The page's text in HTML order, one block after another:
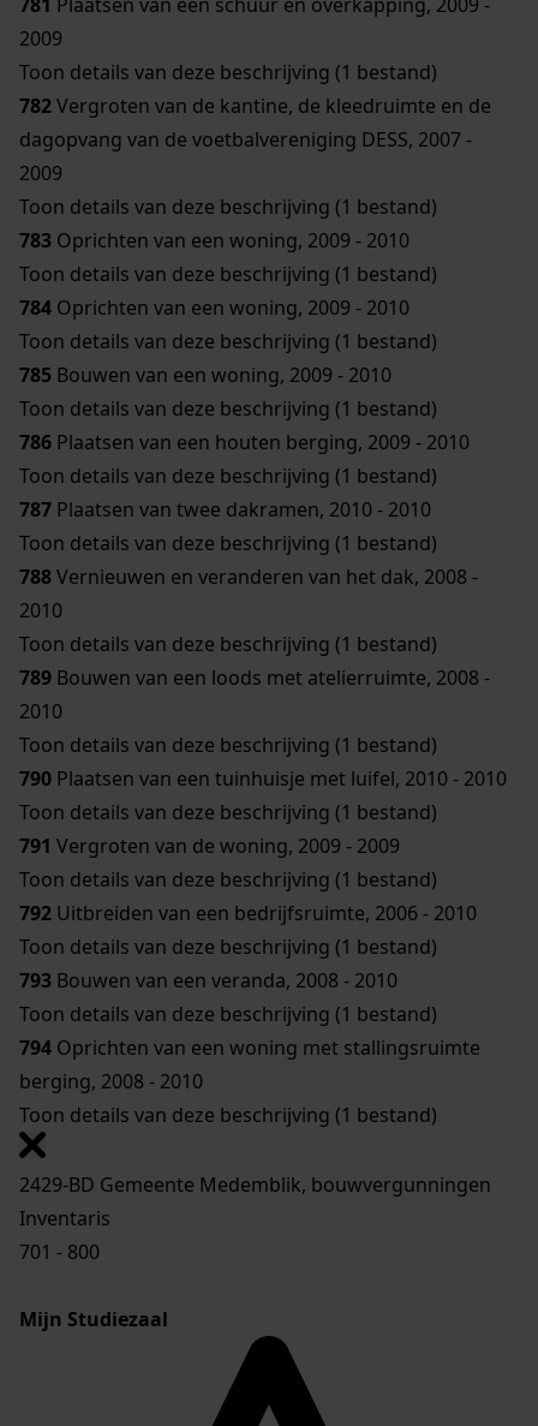
2009
Toon details van deze beschrijving (1 bestand)
782Vergroten van de kantine, de kleedruimte en de
dagopvang van de voetbalvereniging DESS, 2007 -
2009
Toon details van deze beschrijving (1 bestand)
783 Oprichten van een woning, 2009 - 2010
Toon details van deze beschrijving (1 bestand)
784 Oprichten van een woning, 2009 - 2010
Toon details van deze beschrijving (1 bestand)
785 Bouwen van een woning, 2009 - 2010
Toon details van deze beschrijving (1 bestand)
786 Plaatsen van een houten berging, 2009 - 2010
Toon details van deze beschrijving (1 bestand)
787 Plaatsen van twee dakramen, 2010 - 2010
Toon details van deze beschrijving (1 bestand)
788Vernieuwen en veranderen van het dak, 2008 -
2010
Toon details van deze beschrijving (1 bestand)
789 Bouwen van een loods met atelierruimte, 2008 -
2010
Toon details van deze beschrijving (1 bestand)
790 Plaatsen van een tuinhuisje met luifel, 2010 - 2010
Toon details van deze beschrijving (1 bestand)
791 Vergroten van de woning, 2009 - 2009
Toon details van deze beschrijving (1 bestand)
792 Uitbreiden van een bedrijfsruimte, 2006 - 2010
Toon details van deze beschrijving (1 bestand)
793 Bouwen van een veranda, 2008 - 2010
Toon details van deze beschrijving (1 bestand)
794 Oprichten van een woning met stallingsruimte
berging, 2008 - 2010
Toon details van deze beschrijving (1 bestand)
2429-BD Gemeente Medemblik, bouwvergunningen
Inventaris
701 - 800
Mijn Studiezaal